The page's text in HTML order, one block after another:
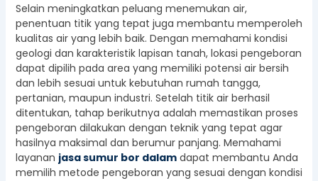
Selain meningkatkan peluang menemukan air,
penentuan titik yang tepat juga membantu memperoleh
kualitas air yang lebih baik. Dengan memahami kondisi
geologi dan karakteristik lapisan tanah, lokasi pengeboran
dapat dipilih pada area yang memiliki potensi air bersih
dan lebih sesuai untuk kebutuhan rumah tangga,
pertanian, maupun industri. Setelah titik air berhasil
ditentukan, tahap berikutnya adalah memastikan proses
pengeboran dilakukan dengan teknik yang tepat agar
hasilnya maksimal dan berumur panjang. Memahami
layanan jasa sumur bor dalamdapat membantu Anda
memilih metode pengeboran yang sesuai dengan kondisi